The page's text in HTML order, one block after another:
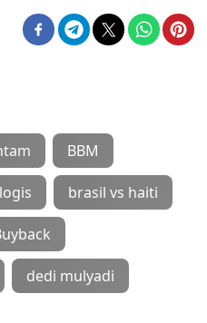
BBM
brasil vs haiti
dedi mulyadi